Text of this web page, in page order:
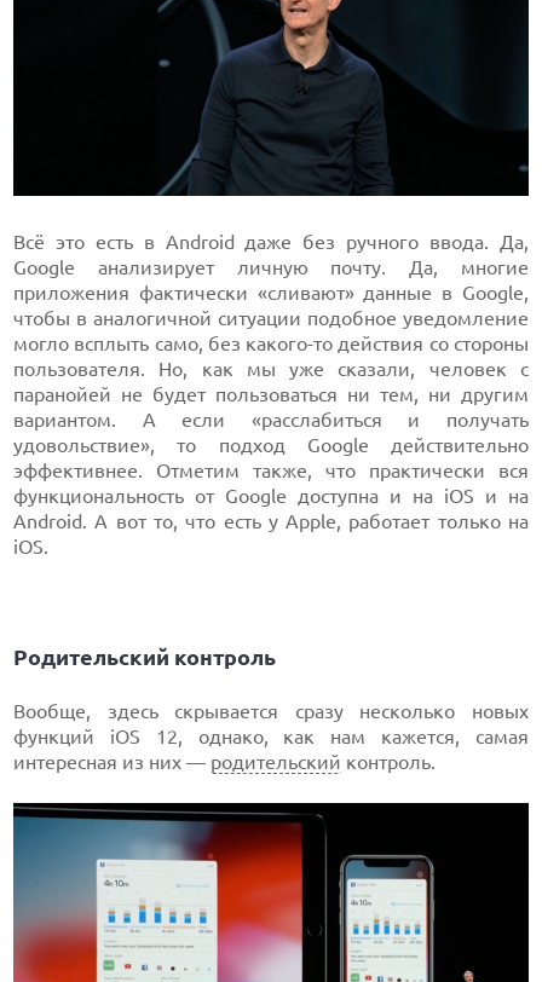
Всё это есть в Android даже без ручного ввода. Да,
Google анализирует личную почту. Да, многие
приложения фактически «сливают» данные в Google,
чтобы в аналогичной ситуации подобное уведомление
могло всплыть само, без какого-то действия со стороны
пользователя. Но, как мы уже сказали, человек с
паранойей не будет пользоваться ни тем, ни другим
вариантом. А если «расслабиться и получать
удовольствие», то подход Google действительно
эффективнее. Отметим также, что практически вся
функциональность от Google доступна и на iOS и на
Android. А вот то, что есть у Apple, работает только на
iOS.
Родительский контроль
Вообще, здесь скрывается сразу несколько новых
функций iOS 12, однако, как нам кажется, самая
интересная из них — родительский контроль.